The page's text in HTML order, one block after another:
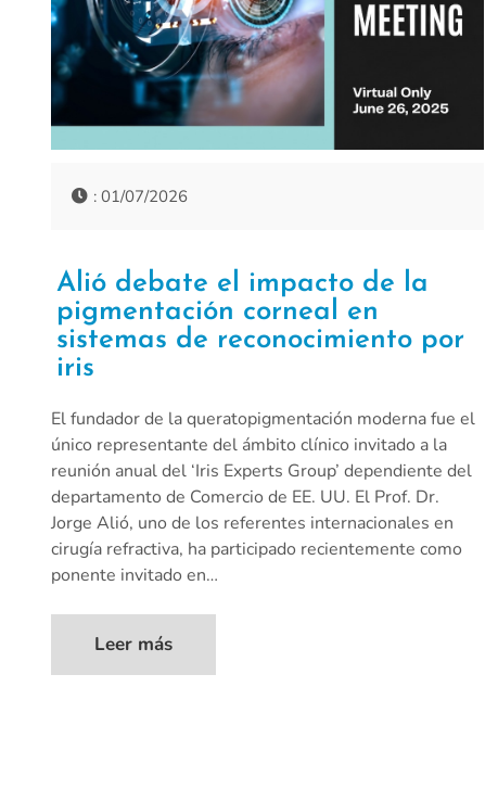
: 01/07/2026
Alió debate el impacto de la
pigmentación corneal en
sistemas de reconocimiento por
iris
El fundador de la queratopigmentación moderna fue el
único representante del ámbito clínico invitado a la
reunión anual del ‘Iris Experts Group’ dependiente del
departamento de Comercio de EE. UU. El Prof. Dr.
Jorge Alió, uno de los referentes internacionales en
cirugía refractiva, ha participado recientemente como
ponente invitado en…
Leer más